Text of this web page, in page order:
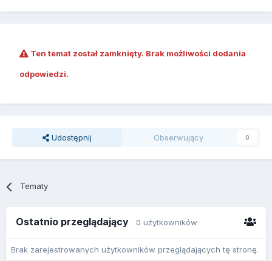
Ten temat został zamknięty. Brak możliwości dodania
odpowiedzi.
Udostępnij Obserwujący 0
Tematy
Ostatnio przeglądający 0 użytkowników
Brak zarejestrowanych użytkowników przeglądających tę stronę.